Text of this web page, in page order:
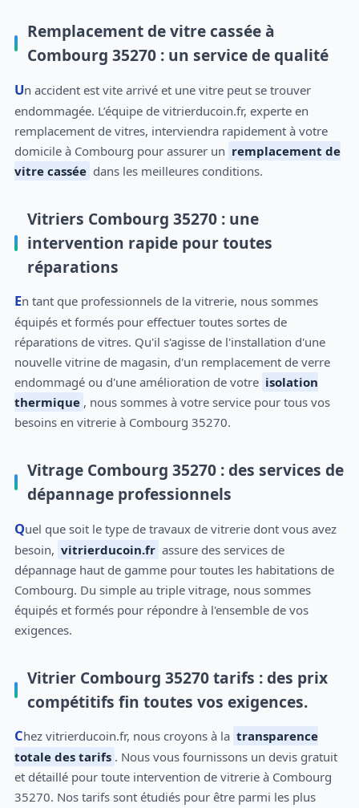
Remplacement de vitre cassée à
Combourg 35270 : un service de qualité
Un accident est vite arrivé et une vitre peut se trouver
endommagée. L’équipe de vitrierducoin.fr, experte en
remplacement de vitres, interviendra rapidement à votre
domicile à Combourg pour assurer un remplacement de
vitre cassée dans les meilleures conditions.
Vitriers Combourg 35270 : une
intervention rapide pour toutes
réparations
En tant que professionnels de la vitrerie, nous sommes
équipés et formés pour effectuer toutes sortes de
réparations de vitres. Qu'il s'agisse de l'installation d'une
nouvelle vitrine de magasin, d'un remplacement de verre
endommagé ou d'une amélioration de votre isolation
thermique , nous sommes à votre service pour tous vos
besoins en vitrerie à Combourg 35270.
Vitrage Combourg 35270 : des services de
dépannage professionnels
Quel que soit le type de travaux de vitrerie dont vous avez
besoin, vitrierducoin.fr assure des services de
dépannage haut de gamme pour toutes les habitations de
Combourg. Du simple au triple vitrage, nous sommes
équipés et formés pour répondre à l'ensemble de vos
exigences.
Vitrier Combourg 35270 tarifs : des prix
compétitifs fin toutes vos exigences.
Chez vitrierducoin.fr, nous croyons à la transparence
totale des tarifs . Nous vous fournissons un devis gratuit
et détaillé pour toute intervention de vitrerie à Combourg
35270. Nos tarifs sont étudiés pour être parmi les plus